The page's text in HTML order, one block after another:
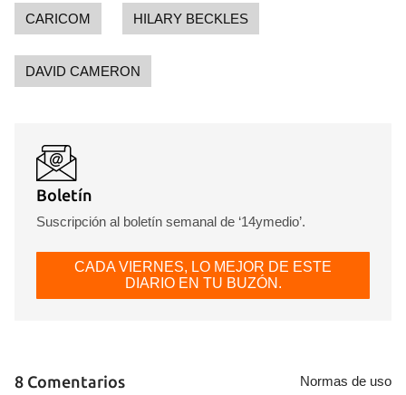
INICIAR SESIÓN
CARICOM HILARY BECKLES
DAVID CAMERON
Boletín
Suscripción al boletín semanal de ‘14ymedio’.
CADA VIERNES, LO MEJOR DE ESTE
DIARIO EN TU BUZÓN.
8 Comentarios Normas de uso